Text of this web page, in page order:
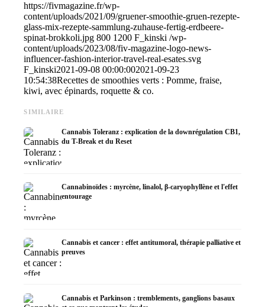
https://fivmagazine.fr/wp-
content/uploads/2021/09/gruener-smoothie-gruen-rezepte-
glass-mix-rezepte-sammlung-zuhause-fertig-erdbeere-
spinat-brokkoli.jpg 800 1200 F_kinski /wp-
content/uploads/2023/08/fiv-magazine-logo-news-
influencer-fashion-interior-travel-real-esates.svg
F_kinski2021-09-08 00:00:002021-09-23
10:54:38Recettes de smoothies verts : Pomme, fraise,
kiwi, avec épinards, roquette & co.
SIMILAIRE
Cannabis Toleranz : explication de la downrégulation CB1,
du T-Break et du Reset
Cannabinoïdes : myrcène, linalol, β-caryophyllène et l'effet
entourage
Cannabis et cancer : effet antitumoral, thérapie palliative et
preuves
Cannabis et Parkinson : tremblements, ganglions basaux